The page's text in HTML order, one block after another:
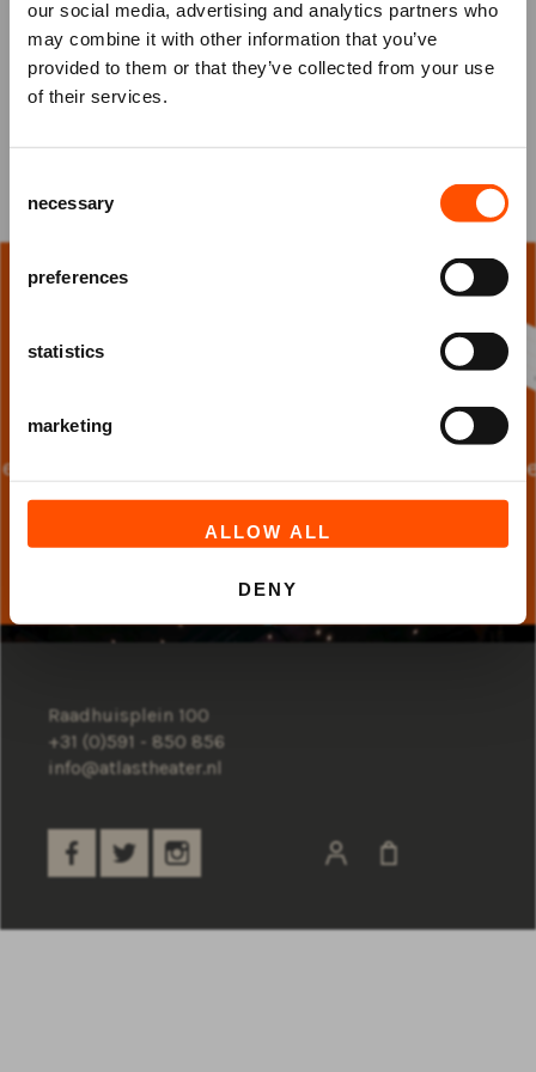
our social media, advertising and analytics partners who
may combine it with other information that you’ve
provided to them or that they’ve collected from your use
of their services.
Selection
necessary
preferences
statistics
marketing
ALLOW ALL
DENY
Cadeaukaart kun je iemand een bijzonder en
feestelijk cadeau geven. Je bepaalt zelf de waarde:
minimaal € 10,- en maximaal € 150,-.
Raadhuisplein 100
+31 (0)591 - 850 856
info@atlastheater.nl
Mis niks
en speciale aanbiedingen!